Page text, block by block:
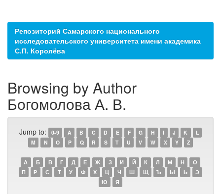
Репозиторий Самарского национального
исследовательского университета имени академика
С.П. Королёва
Browsing by Author
Богомолова А. В.
Jump to: 0-9 A B C D E F G H I J K
L
M
N O P Q R S T U V W X Y Z
А Б В Г Д Е Ж З И Й К Л М Н
О
П
Р С Т У Ф Х Ц Ч Ш Щ Ъ Ы Ь
Э
Ю
Я